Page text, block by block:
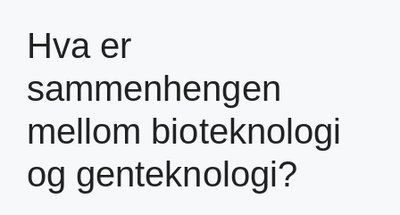
Hva er
sammenhengen
mellom bioteknologi
og genteknologi?